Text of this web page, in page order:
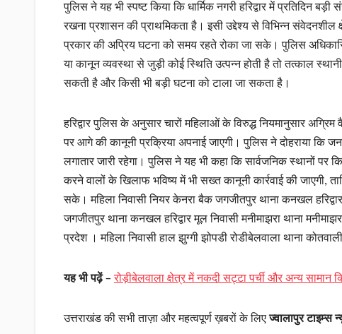
पुलिस ने यह भी स्पष्ट किया कि धार्मिक नगरी हरिद्वार में प्रतिदिन
रखना प्रशासन की प्राथमिकता है। इसी उद्देश्य से विभिन्न संवेदनशील
प्रकार की अप्रिय घटना को समय रहते रोका जा सके। पुलिस
या कानून व्यवस्था से जुड़ी कोई स्थिति उत्पन्न होती है तो तत्काल
सकती है और किसी भी बड़ी घटना को टाला जा सकता है।
हरिद्वार पुलिस के अनुसार चारों महिलाओं के विरुद्ध नियमानुसार
पर आगे की कानूनी प्रक्रिया अपनाई जाएगी। पुलिस ने दोहराया कि
लगातार जारी रहेगा। पुलिस ने यह भी कहा कि सार्वजनिक स्थानों पर
करने वालों के खिलाफ भविष्य में भी सख्त कानूनी कार्रवाई की जाएगी,
सके। महिला निवासी नियर केनरा बैक जगजीतपुर थाना कनखल
जगजीतपुर थाना कनखल हरिद्वार मूल निवासी मनीमाझरा थाना
प्रदेश । महिला निवासी हाल झुग्गी झोपडी रोडीबेलवाला थाना
यह भी पढ़ें–रोड़ीबेलवाला क्षेत्र में नकदी सट्टा पर्ची और अन्य सामान
उत्तराखंड की सभी ताज़ा और महत्वपूर्ण ख़बरों के लिएज्वालापुर टाइम्स